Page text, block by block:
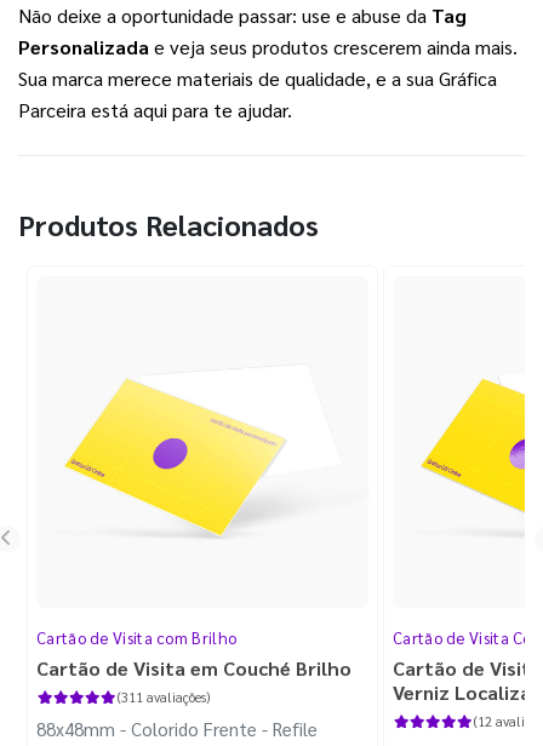
Não deixe a oportunidade passar: use e abuse da Tag
Personalizada e veja seus produtos crescerem ainda mais.
Sua marca merece materiais de qualidade, e a sua Gráfica
Parceira está aqui para te ajudar.
Produtos Relacionados
Cartão de Visita com Brilho
Cartão de Visita em Couché Brilho
(311 avaliações)
88x48mm - Colorido Frente - Refile
Cartão de Visita
Cartão de
Verniz
(12